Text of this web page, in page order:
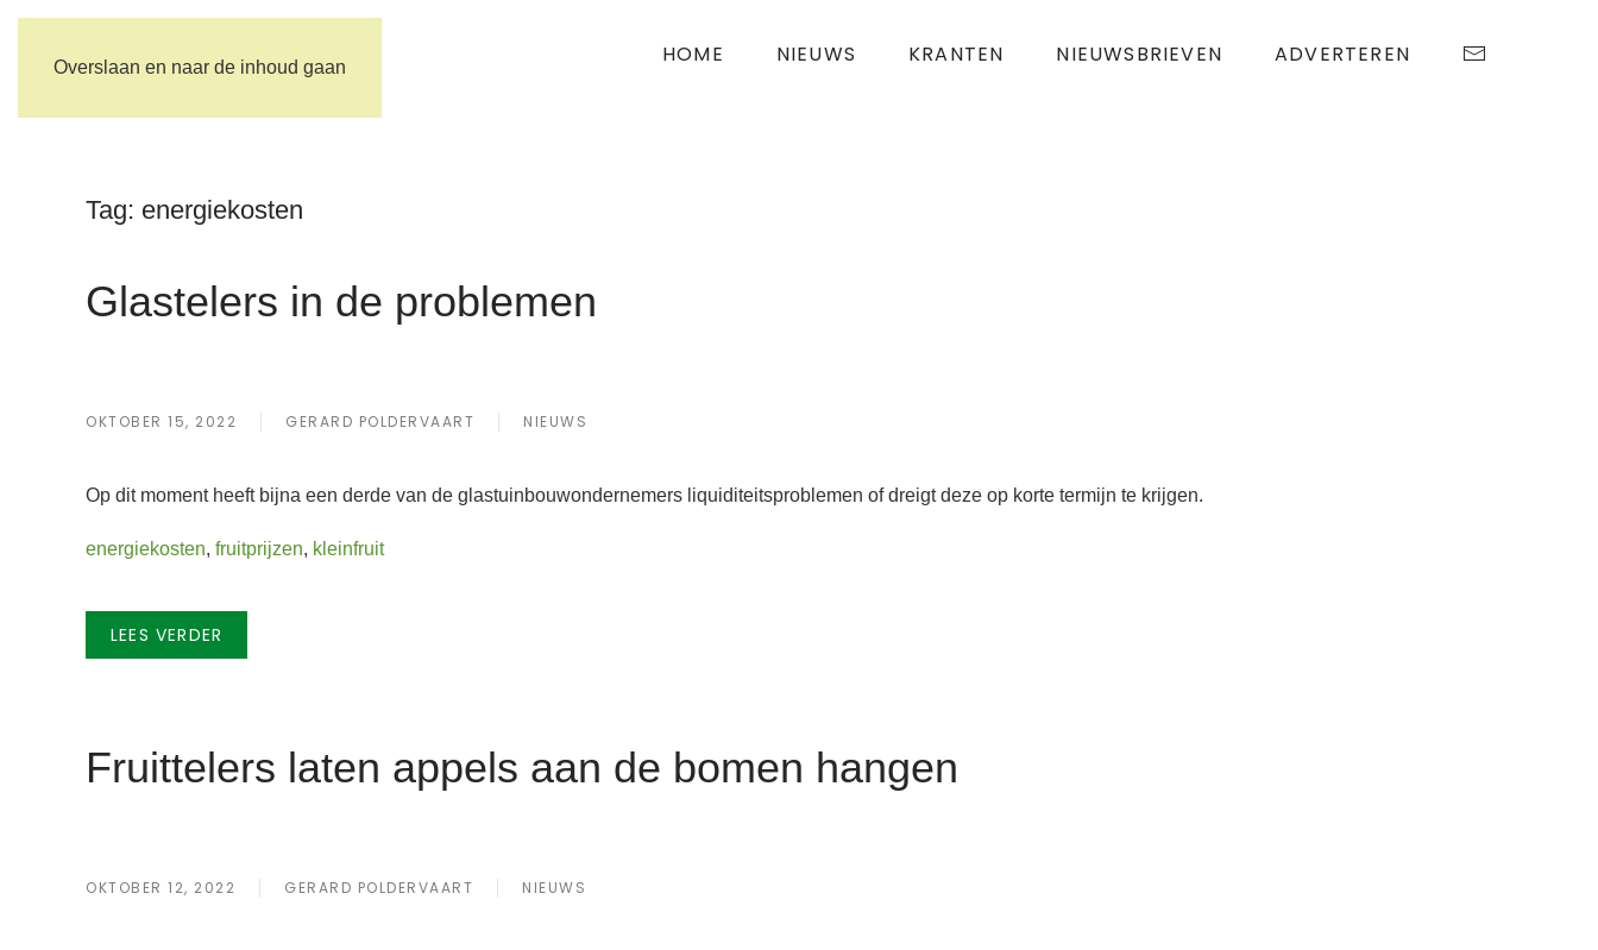
Overslaan en naar de inhoud gaan HOME NIEUWS KRANTEN NIEUWSBRIEVEN ADVERTEREN
Tag: energiekosten
Glastelers in de problemen
OKTOBER 15, 2022 GERARD POLDERVAART NIEUWS
Op dit moment heeft bijna een derde van de glastuinbouwondernemers liquiditeitsproblemen of dreigt deze op korte termijn te krijgen.
energiekosten, fruitprijzen, kleinfruit
LEES VERDER
Fruittelers laten appels aan de bomen hangen
OKTOBER 12, 2022 GERARD POLDERVAART NIEUWS